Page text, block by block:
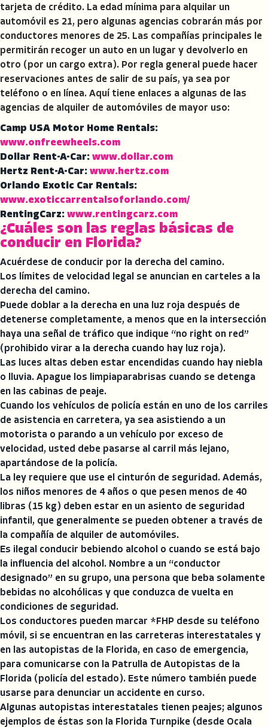
tarjeta de crédito. La edad mínima para alquilar un
automóvil es 21, pero algunas agencias cobrarán más por
conductores menores de 25. Las compañías principales le
permitirán recoger un auto en un lugar y devolverlo en
otro (por un cargo extra). Por regla general puede hacer
reservaciones antes de salir de su país, ya sea por
teléfono o en línea. Aquí tiene enlaces a algunas de las
agencias de alquiler de automóviles de mayor uso:
Camp USA Motor Home Rentals:
www.onfreewheels.com
Dollar Rent-A-Car: www.dollar.com
Hertz Rent-A-Car: www.hertz.com
Orlando Exotic Car Rentals:
www.exoticcarrentalsoforlando.com/
RentingCarz: www.rentingcarz.com
¿Cuáles son las reglas básicas de
conducir en Florida?
Acuérdese de conducir por la derecha del camino.
Los límites de velocidad legal se anuncian en carteles a la
derecha del camino.
Puede doblar a la derecha en una luz roja después de
detenerse completamente, a menos que en la intersección
haya una señal de tráfico que indique “no right on red”
(prohibido virar a la derecha cuando hay luz roja).
Las luces altas deben estar encendidas cuando hay niebla
o lluvia. Apague los limpiaparabrisas cuando se detenga
en las cabinas de peaje.
Cuando los vehículos de policía están en uno de los carriles
de asistencia en carretera, ya sea asistiendo a un
motorista o parando a un vehículo por exceso de
velocidad, usted debe pasarse al carril más lejano,
apartándose de la policía.
La ley requiere que use el cinturón de seguridad. Además,
los niños menores de 4 años o que pesen menos de 40
libras (15 kg) deben estar en un asiento de seguridad
infantil, que generalmente se pueden obtener a través de
la compañía de alquiler de automóviles.
Es ilegal conducir bebiendo alcohol o cuando se está bajo
la influencia del alcohol. Nombre a un “conductor
designado” en su grupo, una persona que beba solamente
bebidas no alcohólicas y que conduzca de vuelta en
condiciones de seguridad.
Los conductores pueden marcar *FHP desde su teléfono
móvil, si se encuentran en las carreteras interestatales y
en las autopistas de la Florida, en caso de emergencia,
para comunicarse con la Patrulla de Autopistas de la
Florida (policía del estado). Este número también puede
usarse para denunciar un accidente en curso.
Algunas autopistas interestatales tienen peajes; algunos
ejemplos de éstas son la Florida Turnpike (desde Ocala